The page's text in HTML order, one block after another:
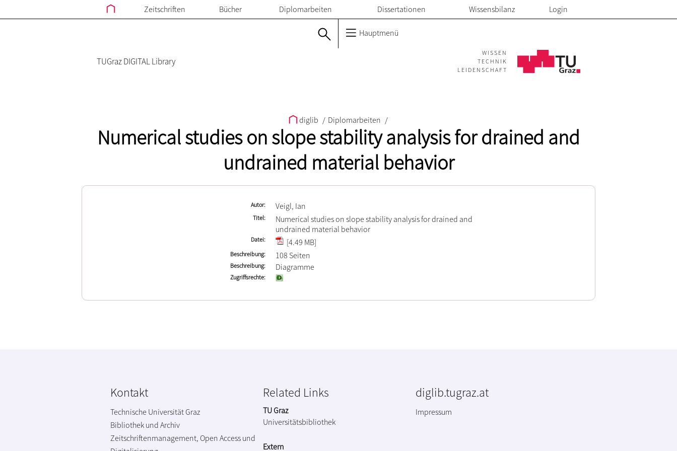
Zeitschriften Bücher Diplomarbeiten Dissertationen Wissensbilanz Login
Hauptmenü
TUGraz DIGITAL Library
WISSEN
TECHNIK
LEIDENSCHAFT
diglib / Diplomarbeiten /
Numerical studies on slope stability analysis for drained and
undrained material behavior
Autor Veigl, Ian
Titel
Numerical studies on slope stability analysis for drained and
undrained material behavior
Datei [4.49 MB]
Beschreibung 108 Seiten
Beschreibung Diagramme
Zugriffsrechte
Kontakt
Technische Universität Graz
Bibliothek und Archiv
Zeitschriftenmanagement, Open Access und
Related Links
TU Graz
Universitätsbibliothek
Extern
diglib.tugraz.at
Impressum